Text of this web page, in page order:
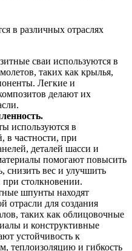
в различных отраслях
сваи используются в
таких как крылья,
Легкие и
делают их
используются в
в частности, при
деталей шасси и
помогают повысить
снизить вес и улучшить
при столкновении.
шпунты находят
отрасли для создания
таких как облицовочные
и конструктивные
устойчивость к
теплоизоляцию и гибкость